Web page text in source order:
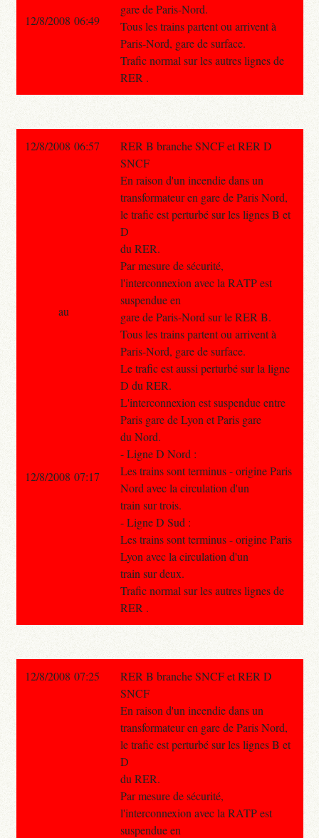
gare de Paris-Nord.
Tous les trains partent ou arrivent à
Paris-Nord, gare de surface.
Trafic normal sur les autres lignes de
RER .
12/8/2008 06:49
12/8/2008 06:57
RER B branche SNCF et RER D
SNCF
En raison d'un incendie dans un
transformateur en gare de Paris Nord,
le trafic est perturbé sur les lignes B et
D
du RER.
Par mesure de sécurité,
l'interconnexion avec la RATP est
suspendue en
gare de Paris-Nord sur le RER B.
Tous les trains partent ou arrivent à
Paris-Nord, gare de surface.
Le trafic est aussi perturbé sur la ligne
D du RER.
L'interconnexion est suspendue entre
Paris gare de Lyon et Paris gare
du Nord.
- Ligne D Nord :
Les trains sont terminus - origine Paris
Nord avec la circulation d'un
train sur trois.
- Ligne D Sud :
Les trains sont terminus - origine Paris
Lyon avec la circulation d'un
train sur deux.
Trafic normal sur les autres lignes de
RER .
au
12/8/2008 07:17
12/8/2008 07:25
RER B branche SNCF et RER D
SNCF
En raison d'un incendie dans un
transformateur en gare de Paris Nord,
le trafic est perturbé sur les lignes B et
D
du RER.
Par mesure de sécurité,
l'interconnexion avec la RATP est
suspendue en